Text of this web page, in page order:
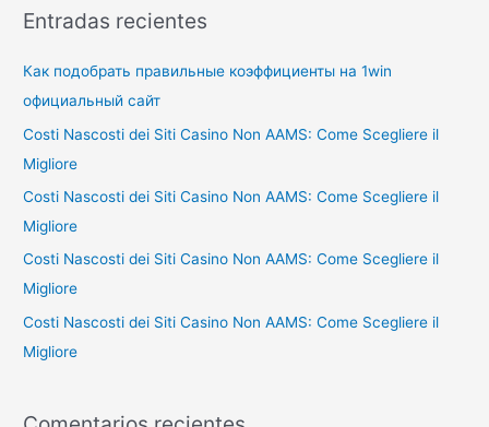
c
r
p
o
r
:
Entradas recientes
Как подобрать правильные коэффициенты на 1win
официальный сайт
Costi Nascosti dei Siti Casino Non AAMS: Come Scegliere il
Migliore
Costi Nascosti dei Siti Casino Non AAMS: Come Scegliere il
Migliore
Costi Nascosti dei Siti Casino Non AAMS: Come Scegliere il
Migliore
Costi Nascosti dei Siti Casino Non AAMS: Come Scegliere il
Migliore